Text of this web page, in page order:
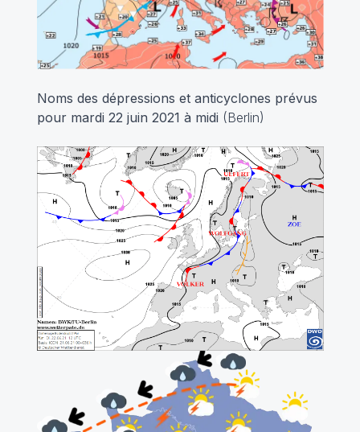
Noms des dépressions et anticyclones prévus
pour mardi 22 juin 2021 à midi (Berlin)